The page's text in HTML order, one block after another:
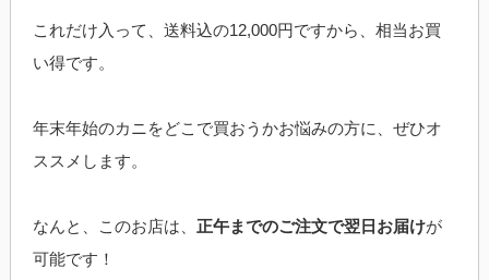
これだけ入って、送料込の12,000円ですから、相当お買
い得です。
年末年始のカニをどこで買おうかお悩みの方に、ぜひオ
ススメします。
なんと、このお店は、 正午までのご注文で翌日お届けが
可能です！